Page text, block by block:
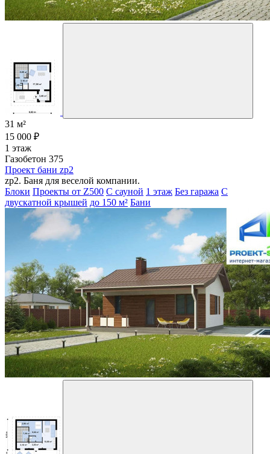
31 м²
15 000 ₽
1 этаж
Газобетон 375
Проект бани zp2
zp2. Баня для веселой компании.
Блоки Проекты от Z500 С сауной 1 этаж Без гаража С
двускатной крышей до 150 м² Бани